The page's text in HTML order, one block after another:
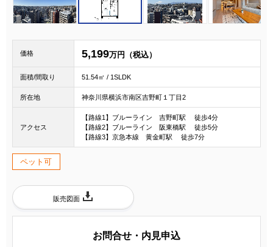
価格 5,199万円（税込）
面積/間取り 51.54㎡ / 1SLDK
所在地 神奈川県横浜市南区吉野町１丁目2
アクセス
【路線1】ブルーライン 吉野町駅 徒歩4分
【路線2】ブルーライン 阪東橋駅 徒歩5分
【路線3】京急本線 黄金町駅 徒歩7分
ペット可
販売図面
お問合せ・内見申込